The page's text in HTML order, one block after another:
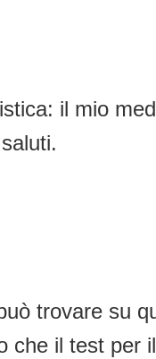
il mio
trovare su
che il test per